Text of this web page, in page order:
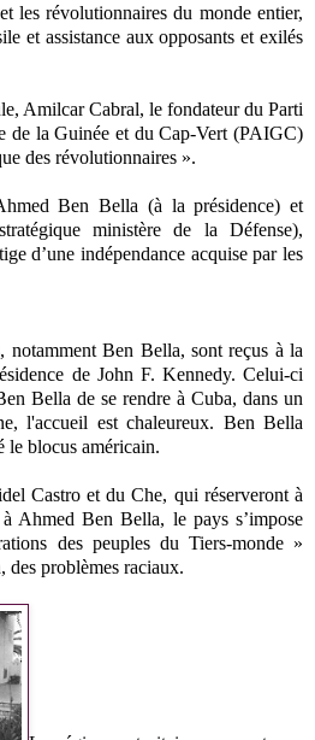
les révolutionnaires du monde entier,
et assistance aux opposants et exilés
Amilcar Cabral, le fondateur du Parti
de la Guinée et du Cap-Vert (PAIGC)
des révolutionnaires ».
Ben Bella (à la présidence) et
ministère de la Défense),
d’une indépendance acquise par les
notamment Ben Bella, sont reçus à la
de John F. Kennedy. Celui-ci
Bella de se rendre à Cuba, dans un
l'accueil est chaleureux. Ben Bella
le blocus américain.
Castro et du Che, qui réserveront à
Ahmed Ben Bella, le pays s’impose
des peuples du Tiers-monde »
des problèmes raciaux.